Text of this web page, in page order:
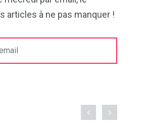
articles à ne pas manquer !